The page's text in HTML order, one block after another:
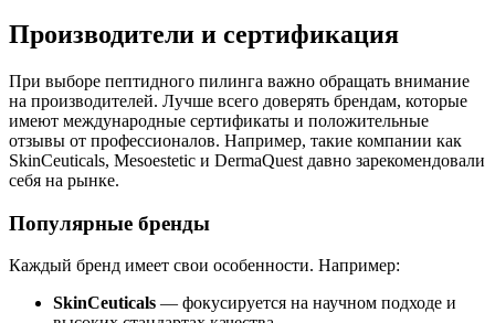
Производители и сертификация
При выборе пептидного пилинга важно обращать внимание
на производителей. Лучше всего доверять брендам, которые
имеют международные сертификаты и положительные
отзывы от профессионалов. Например, такие компании как
SkinCeuticals, Mesoestetic и DermaQuest давно зарекомендовали
себя на рынке.
Популярные бренды
Каждый бренд имеет свои особенности. Например:
SkinCeuticals — фокусируется на научном подходе и